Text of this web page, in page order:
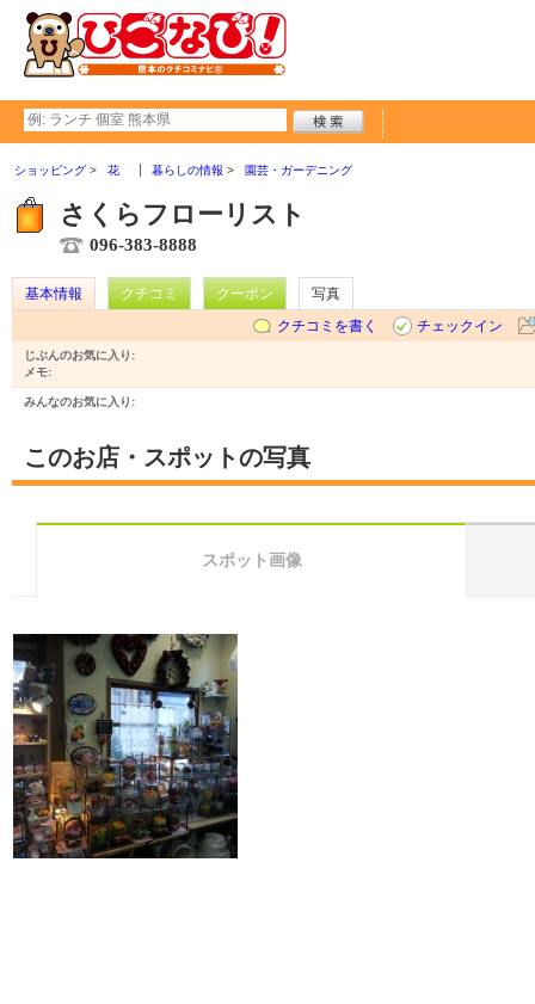
ショッピング 花 暮らしの情報 園芸・ガーデニング
さくらフローリスト
096-383-8888
基本情報 クチコミ クーポン
写真
クチコミを書く
チェックイン
じぶんのお気に入り:
メモ:
みんなのお気に入り:
このお店・スポットの写真
スポット画像